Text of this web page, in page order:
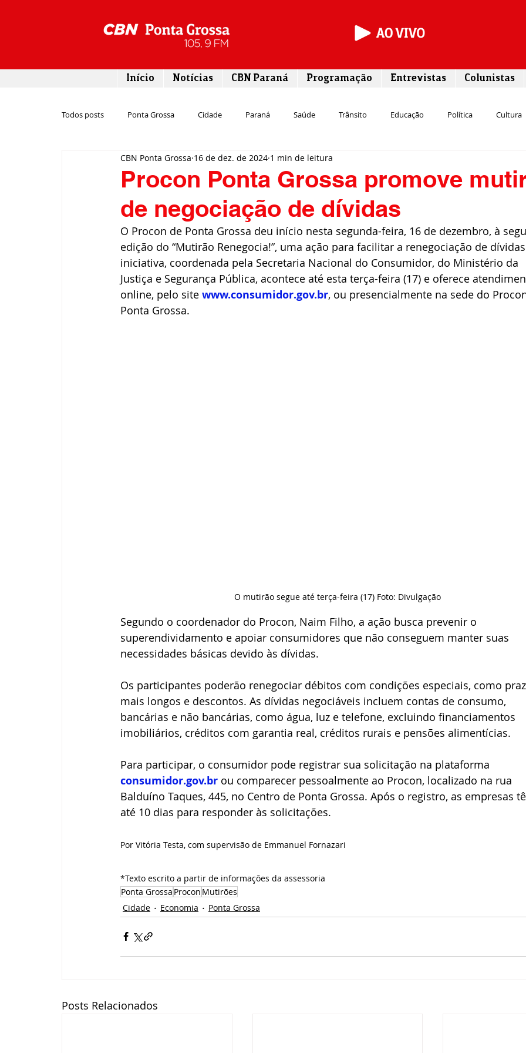
Início Notícias CBN Paraná Programação Entrevistas Colunistas
Todos posts Ponta Grossa Cidade Paraná Saúde Trânsito Educação Política Cultura
Emprego Campos Gerais Segurança Entrevista
Rodovias Agronegócio Meio ambiente Comunicação
Transporte Cultura Assistência Social
Procon Ponta Grossa promove
de negociação de dívidas
CBN Ponta Grossa 16 de dez. de 2024 1 min de leitura
O Procon de Ponta Grossa deu início nesta segunda-feira, 16 de dezembro, à
edição do “Mutirão Renegocia!”, uma ação para facilitar a renegociação de
iniciativa, coordenada pela Secretaria Nacional do Consumidor, do Ministério da
Justiça e Segurança Pública, acontece até esta terça-feira (17) e oferece
online, pelo site www.consumidor.gov.br, ou presencialmente na sede do
Ponta Grossa.
O mutirão segue até terça-feira (17) Foto: Divulgação
Segundo o coordenador do Procon, Naim Filho, a ação busca prevenir o
superendividamento e apoiar consumidores que não conseguem manter suas
necessidades básicas devido às dívidas.
Os participantes poderão renegociar débitos com condições especiais, como
mais longos e descontos. As dívidas negociáveis incluem contas de consumo,
bancárias e não bancárias, como água, luz e telefone, excluindo financiamentos
imobiliários, créditos com garantia real, créditos rurais e pensões alimentícias.
Para participar, o consumidor pode registrar sua solicitação na plataforma
consumidor.gov.br ou comparecer pessoalmente ao Procon, localizado na rua
Balduíno Taques, 445, no Centro de Ponta Grossa. Após o registro, as empresas
até 10 dias para responder às solicitações.
Por Vitória Testa, com supervisão de Emmanuel Fornazari
*Texto escrito a partir de informações da assessoria
Ponta Grossa Procon Mutirões
Cidade
Economia Ponta Grossa
Posts Relacionados